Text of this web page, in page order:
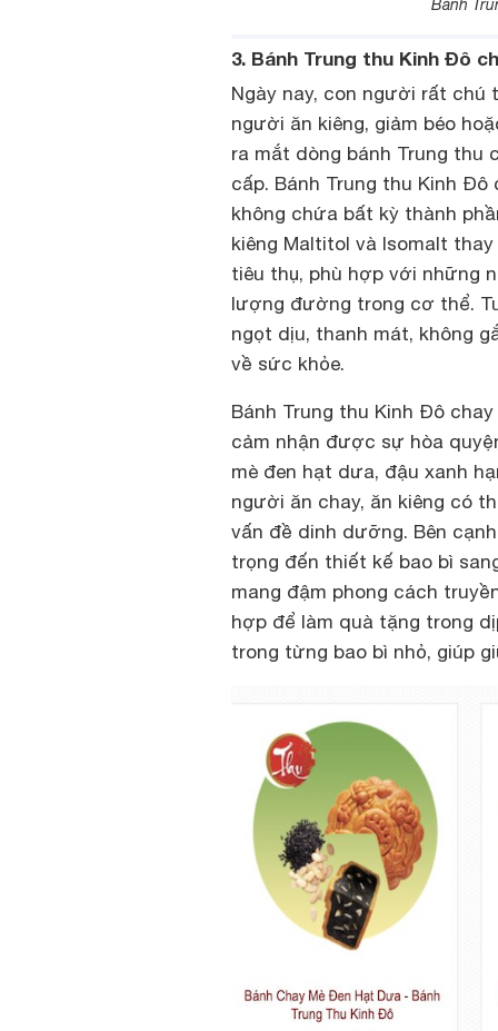
Bánh
3. Bánh Trung thu Kinh Đô
Ngày nay, con người rất chú
người ăn kiêng, giảm béo
ra mắt dòng bánh Trung thu
cấp. Bánh Trung thu Kinh
không chứa bất kỳ thành
kiêng Maltitol và Isomalt
tiêu thụ, phù hợp với những
lượng đường trong cơ thể.
ngọt dịu, thanh mát, không
về sức khỏe.
Bánh Trung thu Kinh Đô
cảm nhận được sự hòa
mè đen hạt dưa, đậu xanh
người ăn chay, ăn kiêng có
vấn đề dinh dưỡng. Bên
trọng đến thiết kế bao bì
mang đậm phong cách
hợp để làm quà tặng trong
trong từng bao bì nhỏ, giúp